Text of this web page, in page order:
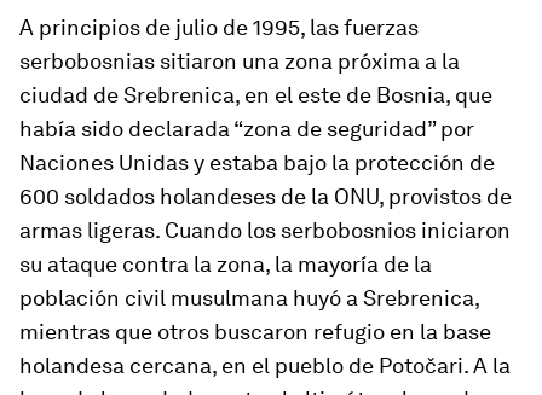
A principios de julio de 1995, las fuerzas
serbobosnias sitiaron una zona próxima a la
ciudad de Srebrenica, en el este de Bosnia, que
había sido declarada “zona de seguridad” por
Naciones Unidas y estaba bajo la protección de
600 soldados holandeses de la ONU, provistos de
armas ligeras. Cuando los serbobosnios iniciaron
su ataque contra la zona, la mayoría de la
población civil musulmana huyó a Srebrenica,
mientras que otros buscaron refugio en la base
holandesa cercana, en el pueblo de Potočari. A la